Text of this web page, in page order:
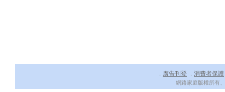
． 廣告刊登 ． 消費者保護
網路家庭版權所有